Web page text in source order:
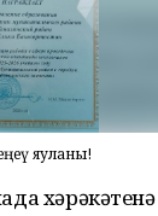
яуланы!